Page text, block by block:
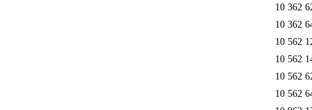
10 362
10 362
10 562
10 562
10 562
10 562